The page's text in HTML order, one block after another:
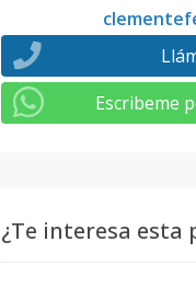
Escribeme
¿Te interesa esta